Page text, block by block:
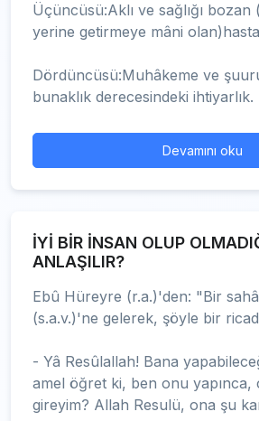
Üçüncüsü:Aklı ve sağlığı
yerine getirmeye mâni
Dördüncüsü:Muhâkeme ve
bunaklık derecesindeki ihtiyarlık.
Devamını oku
İYİ BİR İNSAN OLUP
ANLAŞILIR?
Ebû Hüreyre (r.a.)'den: "Bir
(s.a.v.)'ne gelerek, şöyle bir
- Yâ Resûlallah! Bana
amel öğret ki, ben onu yapınca,
gireyim? Allah Resulü, ona şu